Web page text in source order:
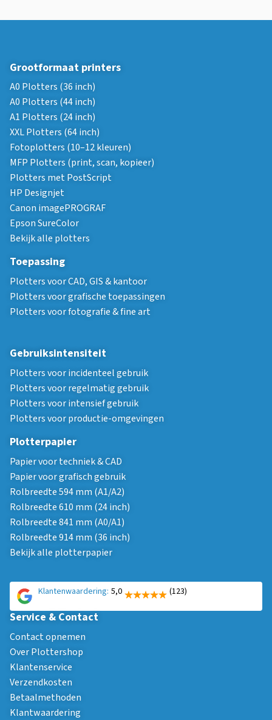
Grootformaat printers
A0 Plotters (36 inch)
A0 Plotters (44 inch)
A1 Plotters (24 inch)
XXL Plotters (64 inch)
Fotoplotters (10–12 kleuren)
MFP Plotters (print, scan, kopieer)
Plotters met PostScript
HP Designjet
Canon imagePROGRAF
Epson SureColor
Bekijk alle plotters
Toepassing
Plotters voor CAD, GIS & kantoor
Plotters voor grafische toepassingen
Plotters voor fotografie & fine art
Gebruiksintensiteit
Plotters voor incidenteel gebruik
Plotters voor regelmatig gebruik
Plotters voor intensief gebruik
Plotters voor productie-omgevingen
Plotterpapier
Papier voor techniek & CAD
Papier voor grafisch gebruik
Rolbreedte 594 mm (A1/A2)
Rolbreedte 610 mm (24 inch)
Rolbreedte 841 mm (A0/A1)
Rolbreedte 914 mm (36 inch)
Bekijk alle plotterpapier
Klantenwaardering: 5,0 (123)
Service & Contact
Contact opnemen
Over Plottershop
Klantenservice
Verzendkosten
Betaalmethoden
Klantwaardering